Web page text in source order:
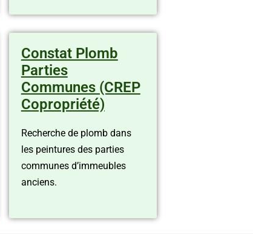
Constat Plomb
Parties
Communes (CREP
Copropriété)
Recherche de plomb dans
les peintures des parties
communes d’immeubles
anciens.